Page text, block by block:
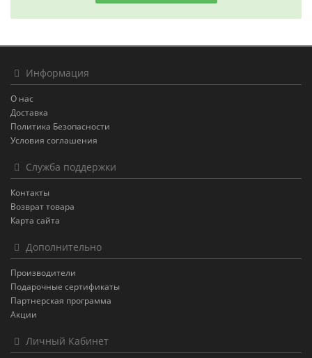
Информация
О нас
Доставка
Политика Безопасности
Условия соглашения
Служба поддержки
Контакты
Возврат товара
Карта сайта
Дополнительно
Производители
Подарочные сертификаты
Партнерская программа
Акции
Личный Кабинет